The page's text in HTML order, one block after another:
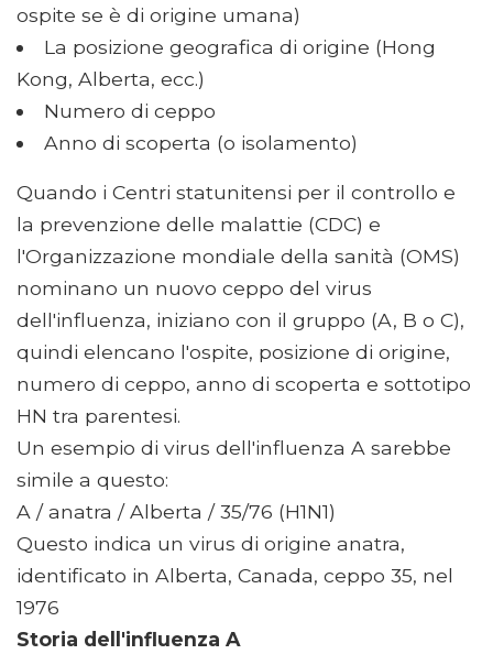
ospite se è di origine umana)
La posizione geografica di origine (Hong
Kong, Alberta, ecc.)
Numero di ceppo
Anno di scoperta (o isolamento)
Quando i Centri statunitensi per il controllo e
la prevenzione delle malattie (CDC) e
l'Organizzazione mondiale della sanità (OMS)
nominano un nuovo ceppo del virus
dell'influenza, iniziano con il gruppo (A, B o C),
quindi elencano l'ospite, posizione di origine,
numero di ceppo, anno di scoperta e sottotipo
HN tra parentesi.
Un esempio di virus dell'influenza A sarebbe
simile a questo:
A / anatra / Alberta / 35/76 (H1N1)
Questo indica un virus di origine anatra,
identificato in Alberta, Canada, ceppo 35, nel
1976
Storia dell'influenza A